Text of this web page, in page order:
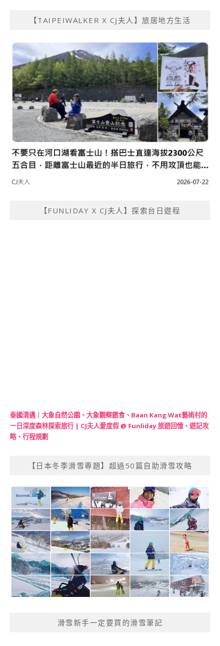
【TAIPEIWALKER X CJ夫人】旅居地方生活
【FUNLIDAY X CJ夫人】探索台日遊程
泰國清邁｜大象自然公園、大象觀察餵食、Baan Kang Wat藝術村的
一日深度森林探索旅行 | CJ夫人愛度假 @ Funliday 旅遊回憶、遊記攻
略、行程規劃
【日本冬季滑雪專題】超過50篇自助滑雪攻略
滑雪新手一定要買的滑雪筆記